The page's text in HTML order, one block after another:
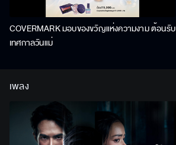
COVERMARK มอบของขวัญแห่งความงาม ต้อนรับ
เทศกาลวันแม่
เพลง